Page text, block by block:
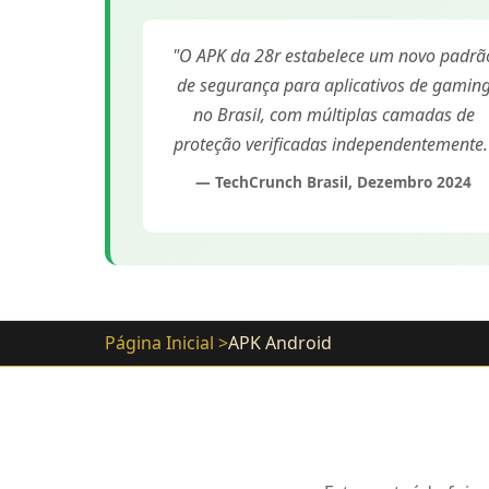
"O APK da 28r estabelece um novo
de segurança para aplicativos de
no Brasil, com múltiplas camadas de
proteção verificadas
— TechCrunch Brasil, Dezembro 2024
Página Inicial APK Android